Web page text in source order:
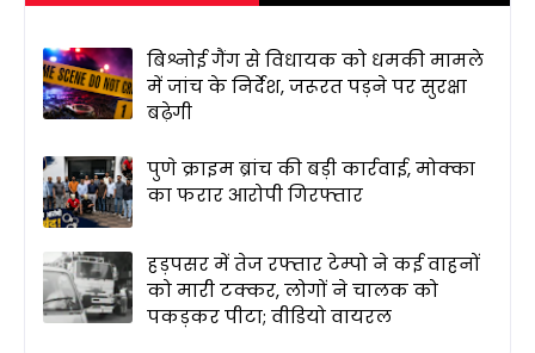
बिश्नोई गैंग से विधायक को धमकी मामले
में जांच के निर्देश, जरूरत पड़ने पर सुरक्षा
बढ़ेगी
पुणे क्राइम ब्रांच की बड़ी कार्रवाई, मोक्का
का फरार आरोपी गिरफ्तार
हड़पसर में तेज रफ्तार टेम्पो ने कई वाहनों
को मारी टक्कर, लोगों ने चालक को
पकड़कर पीटा; वीडियो वायरल